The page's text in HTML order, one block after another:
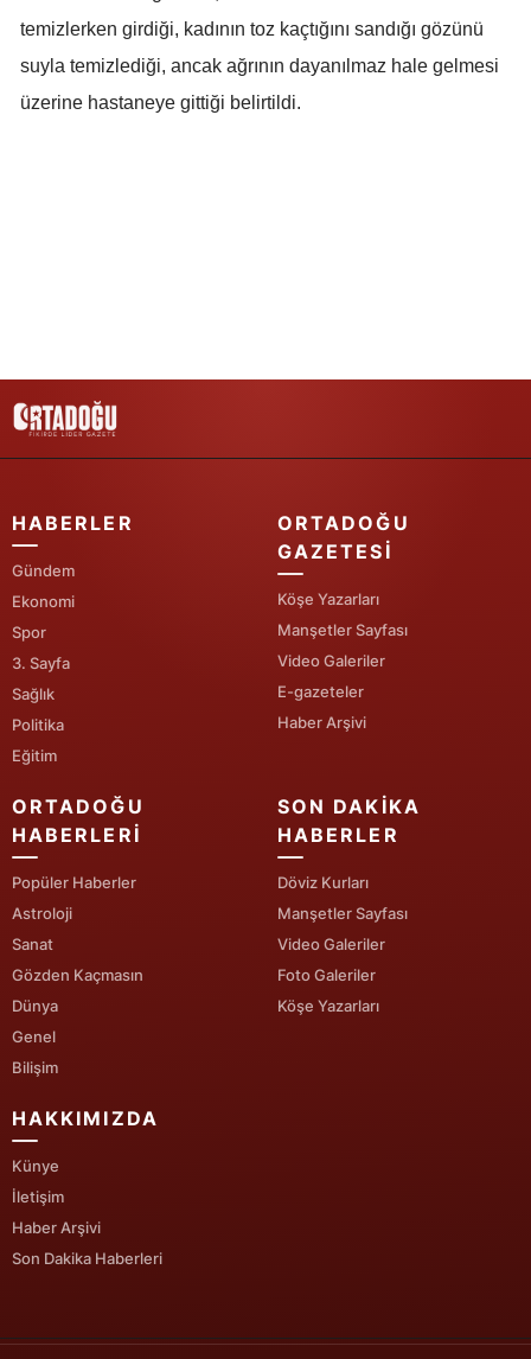
Nevşehir
Siirt
Tekirdağ
Tokat
Trabzon
Şanlıurfa
Yozgat
Zonguldak
Aksaray
Bayburt
temizlerken girdiği, kadının toz kaçtığını sandığı gözünü
suyla temizlediği, ancak ağrının dayanılmaz hale gelmesi
üzerine hastaneye gittiği belirtildi.
HABERLER
Gündem
Ekonomi
Spor
3. Sayfa
Sağlık
Politika
Eğitim
ORTADOĞU
GAZETESI
Köşe Yazarları
Manşetler Sayfası
Video Galeriler
E-gazeteler
Haber Arşivi
ORTADOĞU
HABERLERI
Popüler Haberler
Astroloji
Sanat
Gözden Kaçmasın
Dünya
Genel
Bilişim
SON DAKIKA
HABERLER
Döviz Kurları
Manşetler Sayfası
Video Galeriler
Foto Galeriler
Köşe Yazarları
HAKKIMIZDA
Künye
İletişim
Haber Arşivi
Son Dakika Haberleri